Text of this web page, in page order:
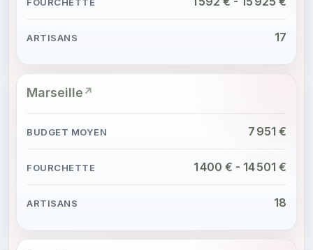
17
Marseille
7 951 €
1 400 € - 14 501 €
18